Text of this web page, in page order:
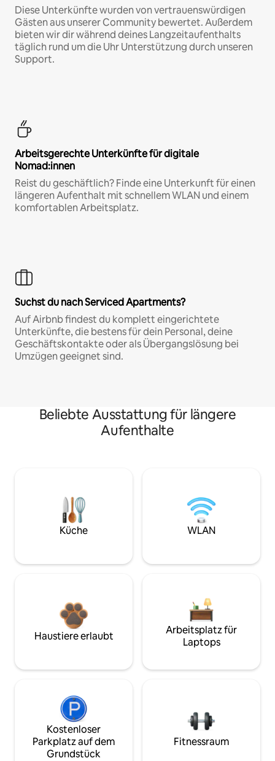
Diese Unterkünfte wurden von vertrauenswürdigen
Gästen aus unserer Community bewertet. Außerdem
bieten wir dir während deines Langzeitaufenthalts
täglich rund um die Uhr Unterstützung durch unseren
Support.
Arbeitsgerechte Unterkünfte für digitale
Nomad:innen
Reist du geschäftlich? Finde eine Unterkunft für einen
längeren Aufenthalt mit schnellem WLAN und einem
komfortablen Arbeitsplatz.
Suchst du nach Serviced Apartments?
Auf Airbnb findest du komplett eingerichtete
Unterkünfte, die bestens für dein Personal, deine
Geschäftskontakte oder als Übergangslösung bei
Umzügen geeignet sind.
Beliebte Ausstattung für längere
Aufenthalte
Küche WLAN
Haustiere erlaubt
Arbeitsplatz für
Laptops
Kostenloser
Parkplatz auf dem
Grundstück
Fitnessraum